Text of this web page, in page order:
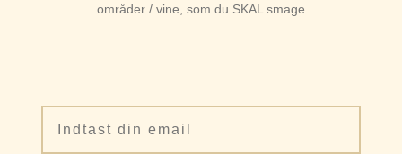
områder / vine, som du SKAL smage